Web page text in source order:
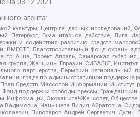
на03.12.2021
агента:
культуры, Центр гендерных
Гуманитарное действие, Лига
и содействия развитию средств
ВМЕСТЕ, Благотворительный фонд
Анна, Проект Апрель, Самарская
Женщины Евразии, СИБАЛЬТ,
партнерства, Пермский региональный
по административной поддержке
Средств Массовой Информации,
поддержки свободы прессы,
Информации, Экозащита!-Женсовет,
Чанышева Лилия Айратовна,
Пивоваров Андрей Сергеевич,